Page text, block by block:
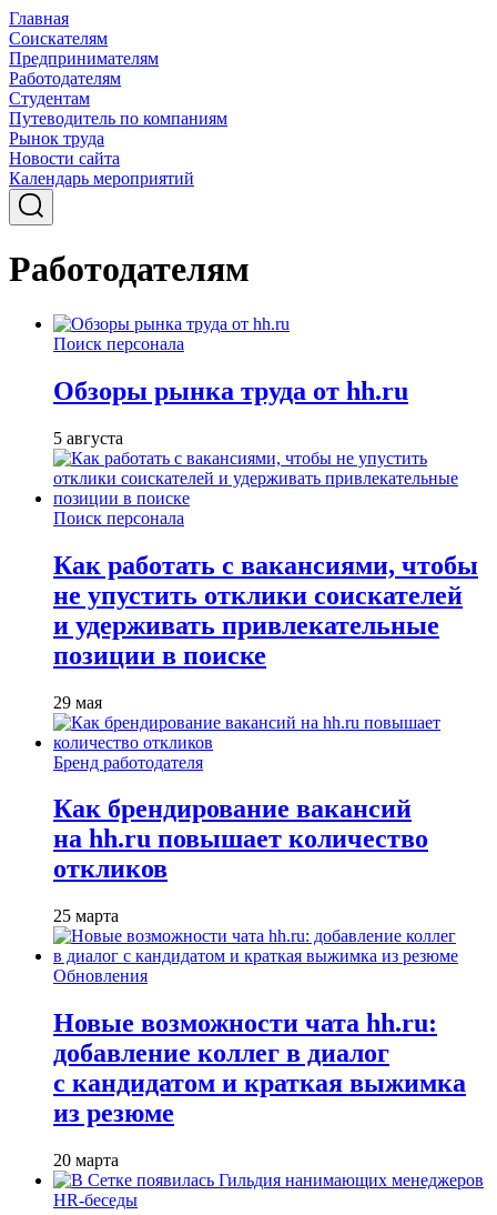
Главная
Соискателям
Предпринимателям
Работодателям
Студентам
Путеводитель по компаниям
Рынок труда
Новости сайта
Календарь мероприятий
Работодателям
Поиск персонала
Обзоры рынка труда от hh.ru
5 августа
Поиск персонала
Как работать с вакансиями, чтобы
не упустить отклики соискателей
и удерживать привлекательные
позиции в поиске
29 мая
Бренд работодателя
Как брендирование вакансий
на hh.ru повышает количество
откликов
25 марта
Обновления
Новые возможности чата hh.ru:
добавление коллег в диалог
с кандидатом и краткая выжимка
из резюме
20 марта
HR-беседы